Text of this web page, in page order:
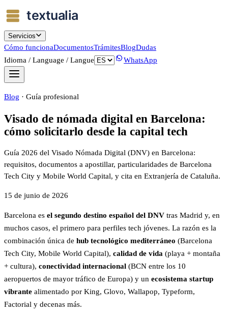
Servicios
Cómo funcionaDocumentosTrámitesBlogDudas
Idioma / Language / Langue
WhatsApp
Blog · Guía profesional
Visado de nómada digital en Barcelona:
cómo solicitarlo desde la capital tech
Guía 2026 del Visado Nómada Digital (DNV) en Barcelona:
requisitos, documentos a apostillar, particularidades de Barcelona
Tech City y Mobile World Capital, y cita en Extranjería de Cataluña.
15 de junio de 2026
Barcelona es el segundo destino español del DNV tras Madrid y, en
muchos casos, el primero para perfiles tech jóvenes. La razón es la
combinación única de hub tecnológico mediterráneo (Barcelona
Tech City, Mobile World Capital), calidad de vida (playa + montaña
+ cultura), conectividad internacional (BCN entre los 10
aeropuertos de mayor tráfico de Europa) y un ecosistema startup
vibrante alimentado por King, Glovo, Wallapop, Typeform,
Factorial y decenas más.